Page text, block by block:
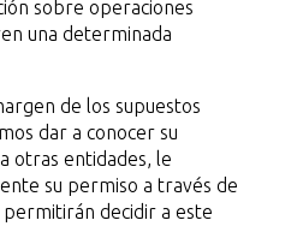
sobre operaciones
una determinada
de los supuestos
dar a conocer su
otras entidades, le
su permiso a través de
decidir a este